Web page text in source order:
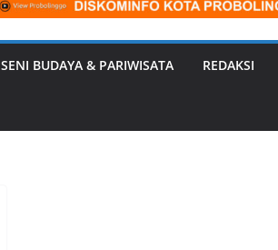
SENI BUDAYA & PARIWISATA REDAKSI